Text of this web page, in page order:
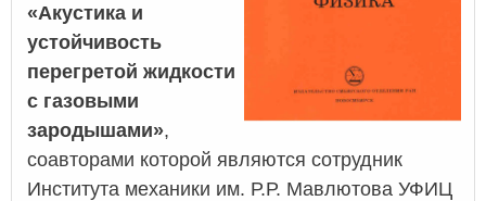
«Акустика и
устойчивость
перегретой жидкости
с газовыми
зародышами»,
соавторами которой являются сотрудник
Института механики им. Р.Р. Мавлютова УФИЦ